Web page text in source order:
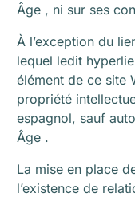
Âge , ni sur ses
À l’exception du
lequel ledit
élément de ce site
propriété
espagnol, sauf
Âge .
La mise en place
l’existence de